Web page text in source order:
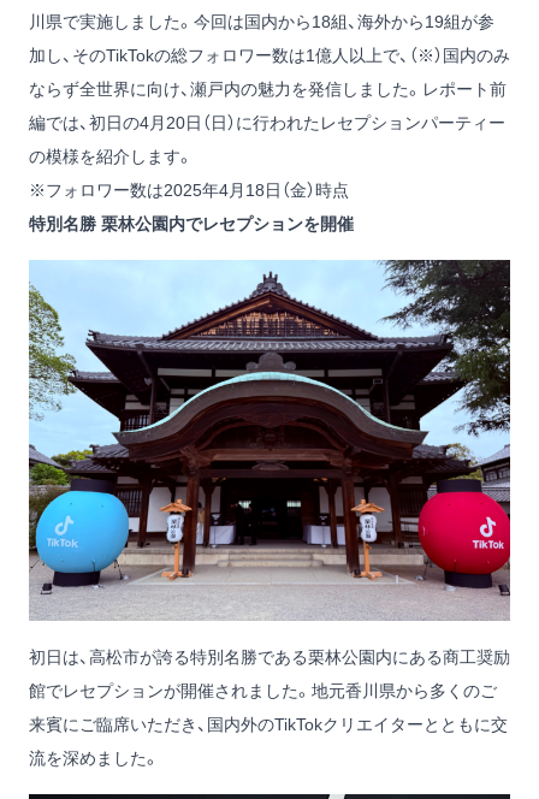
川県で実施しました。今回は国内から18組、海外から19組が参
加し、そのTikTokの総フォロワー数は1億人以上で、（※）国内のみ
ならず全世界に向け、瀬戸内の魅力を発信しました。レポート前
編では、初日の4月20日（日）に行われたレセプションパーティー
の模様を紹介します。
※フォロワー数は2025年4月18日（金）時点
特別名勝 栗林公園内でレセプションを開催
初日は、高松市が誇る特別名勝である栗林公園内にある商工奨励
館でレセプションが開催されました。地元香川県から多くのご
来賓にご臨席いただき、国内外のTikTokクリエイターとともに交
流を深めました。